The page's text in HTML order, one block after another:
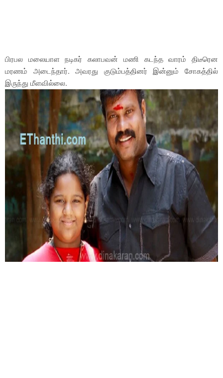
பிரபல மலையாள நடிகர் கலாபவன் மணி கடந்த வாரம் திடீரென
மரணம் அடைந்தார். அவரது குடும்பத்தினர் இன்னும் சோகத்தில்
இருந்து மீளவில்லை.